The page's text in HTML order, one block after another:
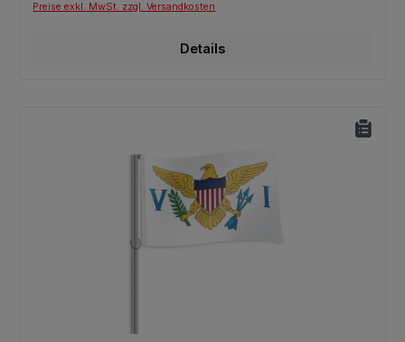
Preise exkl. MwSt. zzgl. Versandkosten
Details